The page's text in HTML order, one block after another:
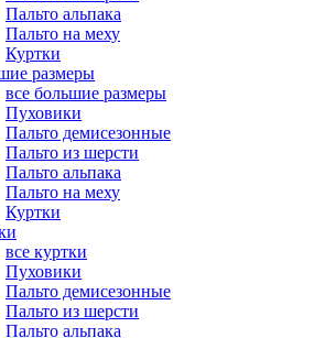
Пальто альпака
Пальто на меху
Куртки
размеры
все большие размеры
Пуховики
Пальто демисезонные
Пальто из шерсти
Пальто альпака
Пальто на меху
Куртки
все куртки
Пуховики
Пальто демисезонные
Пальто из шерсти
Пальто альпака